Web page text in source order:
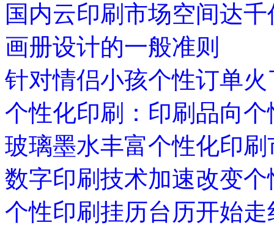
国内云印刷市场空间达
画册设计的一般准则
针对情侣小孩个性订单
个性化印刷：印刷品向
玻璃墨水丰富个性化印刷
数字印刷技术加速改变
个性印刷挂历台历开始